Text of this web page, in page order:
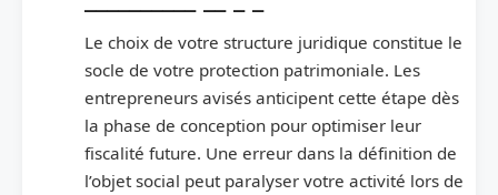
Le choix de votre structure juridique constitue le
socle de votre protection patrimoniale. Les
entrepreneurs avisés anticipent cette étape dès
la phase de conception pour optimiser leur
fiscalité future. Une erreur dans la définition de
l’objet social peut paralyser votre activité lors de